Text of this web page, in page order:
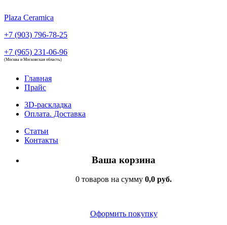
Plaza Ceramica
+7 (903) 796-78-25
+7 (965) 231-06-96
(Москва и Московская область)
Главная
Прайс
3D-раскладка
Оплата. Доставка
Статьи
Контакты
Ваша корзина
0 товаров на сумму 0,0 руб.
Оформить покупку